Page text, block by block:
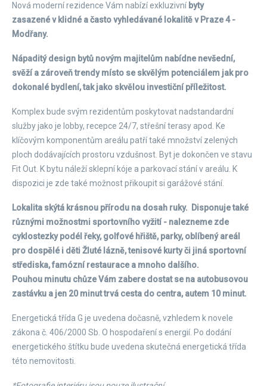
Nová moderní rezidence Vám nabízí exkluzivníbyty
zasazené v klidné a často vyhledávané lokalitě v Praze 4 -
Modřany.
Nápaditý design bytů novým majitelům nabídne nevšední,
svěží a zároveň trendy místo se skvělým potenciálem jak pro
dokonalé bydlení, tak jako skvělou investiční příležitost.
Komplex bude svým rezidentům poskytovat nadstandardní
služby jako je lobby, recepce 24/7, střešní terasy apod. Ke
klíčovým komponentům areálu patří také množství zelených
ploch dodávajících prostoru vzdušnost. Byt je dokončen ve stavu
Fit Out. K bytu náleží sklepní kóje a parkovací stání v areálu. K
dispozici je zde také možnost přikoupit si garážové stání.
Lokalita skýtá krásnou přírodu na dosah ruky. Disponuje také
různými možnostmi sportovního vyžití - nalezneme zde
cyklostezky podél řeky, golfové hřiště, parky, oblíbený areál
pro dospělé i děti Žluté lázně, tenisové kurty či jiná sportovní
střediska, famózní restaurace a mnoho dalšího.
Pouhou minutu chůze Vám zabere dostat se na autobusovou
zastávku a jen 20 minut trvá cesta do centra, autem 10 minut.
Energetická třída G je uvedena dočasně, vzhledem k novele
zákona č. 406/2000 Sb. O hospodaření s energií. Po dodání
energetického štítku bude uvedena skutečná energetická třída
této nemovitosti.